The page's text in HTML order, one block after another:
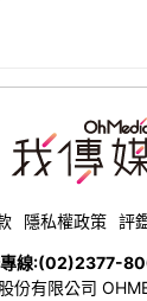
隱私權政策 評
線:(02)2377-
份有限公司